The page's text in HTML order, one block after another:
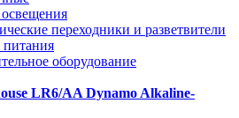
переходники и разветвители
оборудование
LR6/AA Dynamo Alkaline-